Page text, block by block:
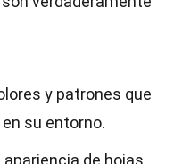
y patrones que
su entorno.
de hojas